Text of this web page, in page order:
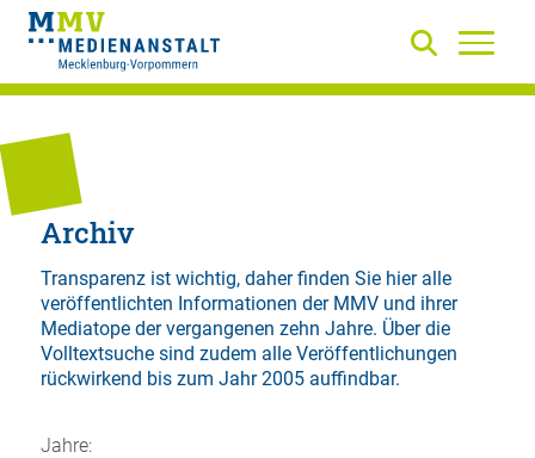
Archiv
Transparenz ist wichtig, daher finden Sie hier alle
veröffentlichten Informationen der MMV und ihrer
Mediatope der vergangenen zehn Jahre. Über die
Volltextsuchesind zudem alle Veröffentlichungen
rückwirkend bis zum Jahr 2005 auffindbar.
Jahre: